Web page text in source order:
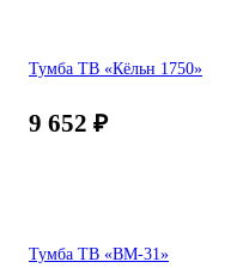
Тумба ТВ «Кёльн 1750»
9 652 ₽
Тумба ТВ «ВМ-31»